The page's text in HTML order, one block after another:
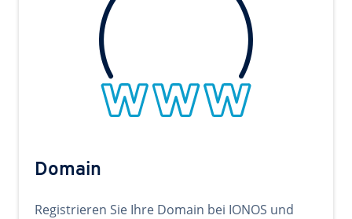
Domain
Registrieren Sie Ihre Domain bei IONOS und